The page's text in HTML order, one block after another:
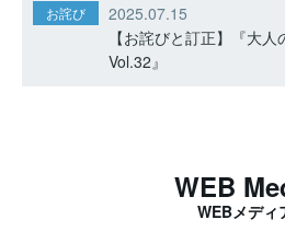
お詫び
2025.07.15
【お詫びと訂正】『大
Vol.32』
WEB
WEBメディ